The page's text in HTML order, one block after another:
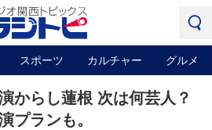
スポーツ カルチャー グルメ
からし蓮根 次は何芸人？
プランも。